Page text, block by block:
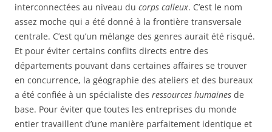
interconnectées au niveau du corps calleux. C’est le nom
assez moche qui a été donné à la frontière transversale
centrale. C’est qu’un mélange des genres aurait été risqué.
Et pour éviter certains conflits directs entre des
départements pouvant dans certaines affaires se trouver
en concurrence, la géographie des ateliers et des bureaux
a été confiée à un spécialiste des ressources humaines de
base. Pour éviter que toutes les entreprises du monde
entier travaillent d’une manière parfaitement identique et